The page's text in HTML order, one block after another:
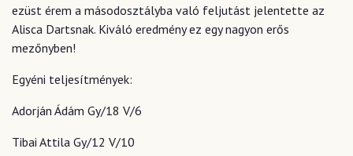
ezüst érem a másodosztályba való feljutást jelentette az
Alisca Dartsnak. Kiváló eredmény ez egy nagyon erős
mezőnyben!
Egyéni teljesítmények:
Adorján Ádám Gy/18 V/6
Tibai Attila Gy/12 V/10